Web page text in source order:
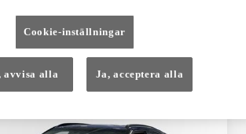
Kontakta återförsäljare
Cookie-inställningar
avvisa alla Ja, acceptera alla